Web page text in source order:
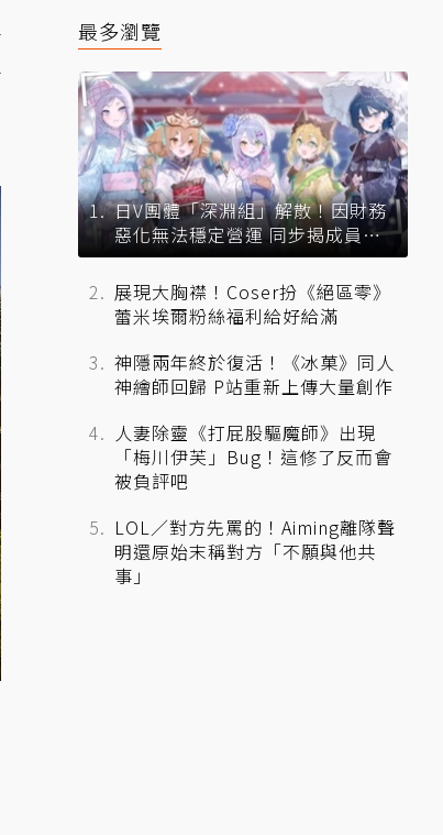
最多瀏覽
日V團體「深淵組」解散！因財務
惡化無法穩定營運 同步揭成員未
來去向
展現大胸襟！Coser扮《絕區零》
蕾米埃爾粉絲福利給好給滿
神隱兩年終於復活！《冰菓》同人
神繪師回歸 P站重新上傳大量創作
人妻除靈《打屁股驅魔師》出現
「梅川伊芙」Bug！這修了反而會
被負評吧
LOL／對方先罵的！Aiming離隊聲
明還原始末稱對方「不願與他共
事」